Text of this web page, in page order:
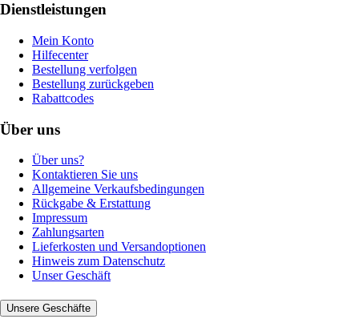
Dienstleistungen
Mein Konto
Hilfecenter
Bestellung verfolgen
Bestellung zurückgeben
Rabattcodes
Über uns
Über uns?
Kontaktieren Sie uns
Allgemeine Verkaufsbedingungen
Rückgabe & Erstattung
Impressum
Zahlungsarten
Lieferkosten und Versandoptionen
Hinweis zum Datenschutz
Unser Geschäft
Unsere Geschäfte